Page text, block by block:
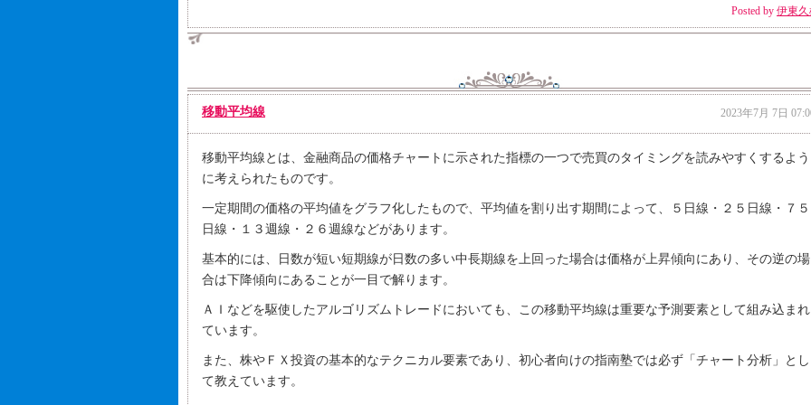
Posted by 伊東
移動平均線 2023年7月 7日
移動平均線とは、金融商品の価格チャートに示された指標の一つで売買のタイミングを読みやすくするよう
に考えられたものです。
一定期間の価格の平均値をグラフ化したもので、平均値を割り出す期間によって、５日線・２５日線・７５
日線・１３週線・２６週線などがあります。
基本的には、日数が短い短期線が日数の多い中長期線を上回った場合は価格が上昇傾向にあり、その逆の場
合は下降傾向にあることが一目で解ります。
ＡＩなどを駆使したアルゴリズムトレードにおいても、この移動平均線は重要な予測要素として組み込まれ
ています。
また、株やＦＸ投資の基本的なテクニカル要素であり、初心者向けの指南塾では必ず「チャート分析」とし
て教えています。